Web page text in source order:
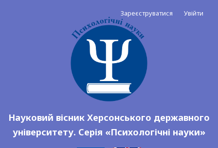
Науковий вісник Херсонського державного
університету. Серія «Психологічні науки»
Зареєструватися Увійти